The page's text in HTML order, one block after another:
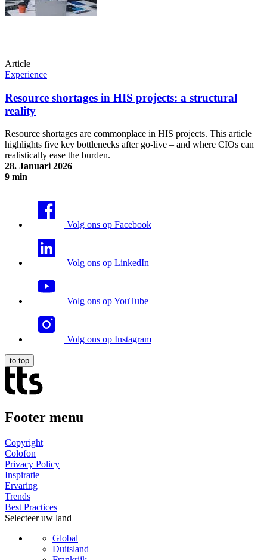
Article
Experience
Resource shortages in HIS projects: a structural
reality
Resource shortages are commonplace in HIS projects. This article
highlights five key bottlenecks after go-live – and where CIOs can
realistically ease the burden.
28. Januari 2026
9 min
Volg ons op Facebook
Volg ons op LinkedIn
Volg ons op YouTube
Volg ons op Instagram
to top
Footer menu
Copyright
Colofon
Privacy Policy
Inspiratie
Ervaring
Trends
Best Practices
Selecteer uw land
Global
Duitsland